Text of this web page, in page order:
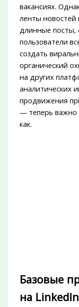
вакансиях.
ленты новостей
длинные посты,
пользователи
создать
органический
на других
аналитических
продвижения
— теперь важно
как.
Базовые
на LinkedIn